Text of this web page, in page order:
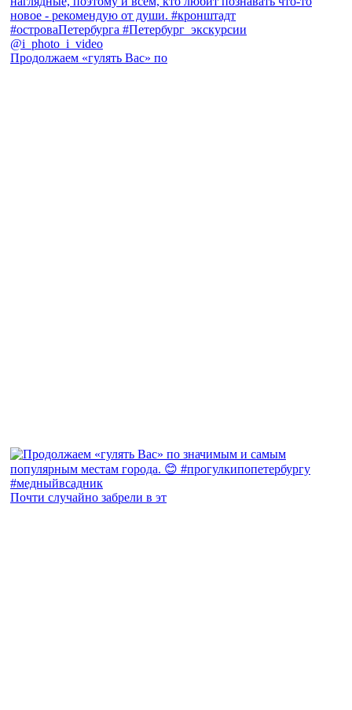
Продолжаем «гулять Вас» по
Почти случайно забрели в эт